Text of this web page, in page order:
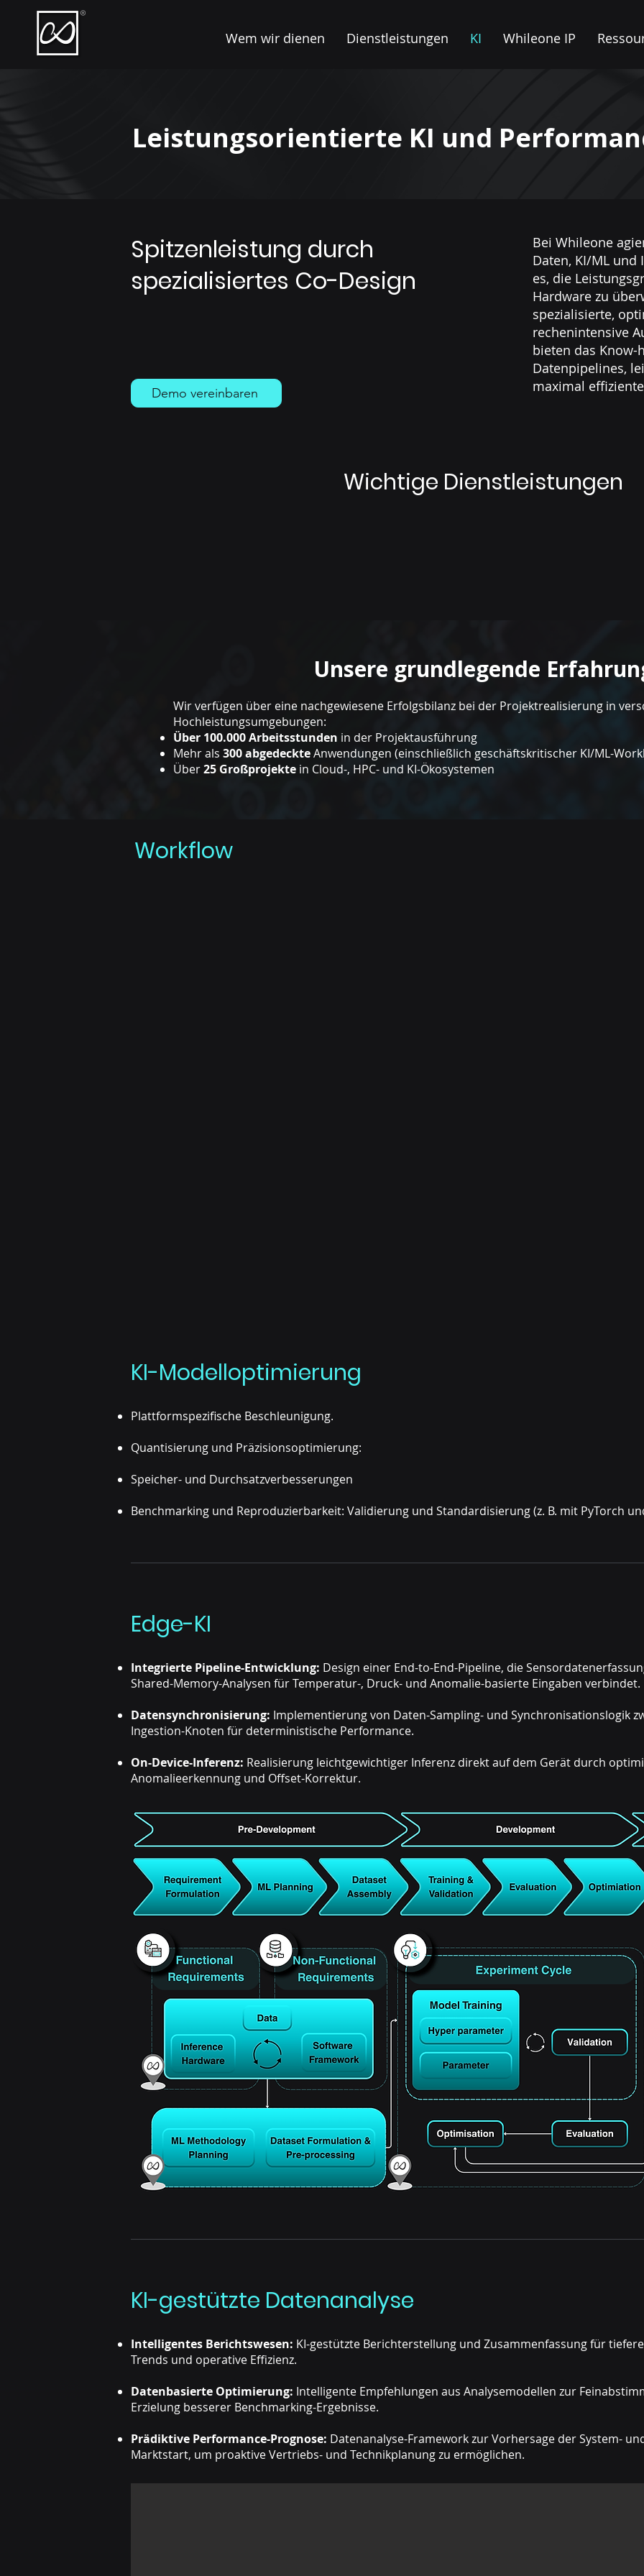
Wem wir dienen Dienstleistungen KI Whileone IP
Leistungsorientierte KI und
Spitzenleistung durch
spezialisiertes Co-Design
Demo vereinbaren
Bei Whileone
Daten, KI/ML
es, die
Hardware zu
spezialisierte,
rechenintensive
bieten das Know-
Datenpipelines,
maximal
Wichtige Dienstleistungen
Unsere grundlegende
Wir verfügen über eine nachgewiesene Erfolgsbilanz bei der Projektrealisierung in
Hochleistungsumgebungen:
Über 100.000 Arbeitsstunden in der Projektausführung
Mehr als 300 abgedeckteAnwendungen (einschließlich geschäftskritischer KI/ML-
Über25 Großprojekte in Cloud-, HPC- und KI-Ökosystemen
Workflow
KI-Modelloptimierung
Plattformspezifische Beschleunigung.
Quantisierung und Präzisionsoptimierung:
Speicher- und Durchsatzverbesserungen
Benchmarking und Reproduzierbarkeit: Validierung und Standardisierung (z. B. mit PyTorch
Edge-KI
Integrierte Pipeline-Entwicklung: Design einer End-to-End-Pipeline, die
Shared-Memory-Analysen für Temperatur-, Druck- und Anomalie-basierte Eingaben verbindet.
Datensynchronisierung: Implementierung von Daten-Sampling- und Synchronisationslogik
Ingestion-Knoten für deterministische Performance.
On-Device-Inferenz: Realisierung leichtgewichtiger Inferenz direkt auf dem Gerät durch
Anomalieerkennung und Offset-Korrektur.
KI-gestützte Datenanalyse
Intelligentes Berichtswesen: KI-gestützte Berichterstellung und Zusammenfassung für
Trends und operative Effizienz.
Datenbasierte Optimierung: Intelligente Empfehlungen aus Analysemodellen zur
Erzielung besserer Benchmarking-Ergebnisse.
Prädiktive Performance-Prognose: Datenanalyse-Framework zur Vorhersage der System-
Marktstart, um proaktive Vertriebs- und Technikplanung zu ermöglichen.